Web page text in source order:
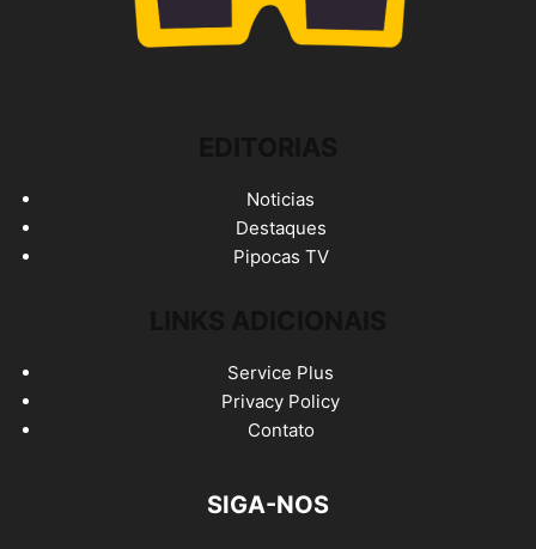
Noticias
Destaques
Pipocas TV
Service Plus
Privacy Policy
Contato
SIGA-NOS